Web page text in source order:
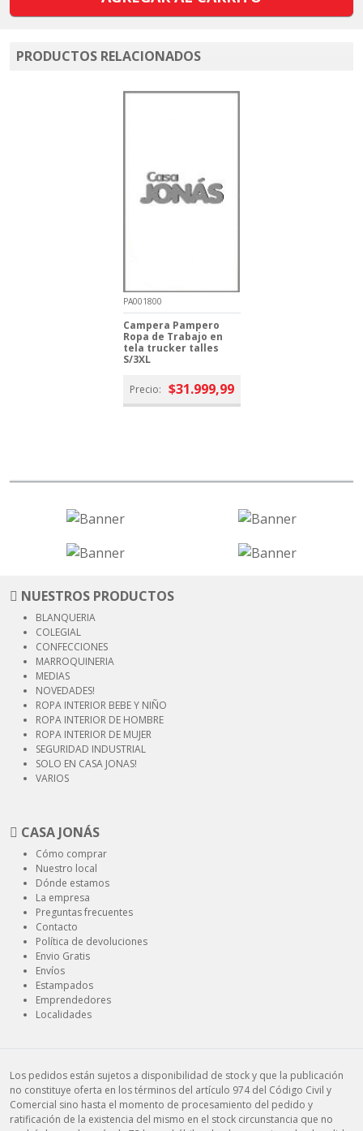
PRODUCTOS RELACIONADOS
PA001800
Campera Pampero
Ropa de Trabajo en
tela trucker talles
S/3XL
Precio: $31.999,99
NUESTROS PRODUCTOS
BLANQUERIA
COLEGIAL
CONFECCIONES
MARROQUINERIA
MEDIAS
NOVEDADES!
ROPA INTERIOR BEBE Y NIÑO
ROPA INTERIOR DE HOMBRE
ROPA INTERIOR DE MUJER
SEGURIDAD INDUSTRIAL
SOLO EN CASA JONAS!
VARIOS
CASA JONÁS
Cómo comprar
Nuestro local
Dónde estamos
La empresa
Preguntas frecuentes
Contacto
Política de devoluciones
Envio Gratis
Envíos
Estampados
Emprendedores
Localidades
Los pedidos están sujetos a disponibilidad de stock y que la publicación
no constituye oferta en los términos del artículo 974 del Código Civil y
Comercial sino hasta el momento de procesamiento del pedido y
ratificación de la existencia del mismo en el stock circunstancia que no